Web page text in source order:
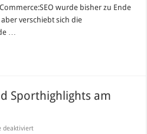
wurde bisher zu Ende
verschiebt sich die
…
Sporthighlights am
deaktiviertfür